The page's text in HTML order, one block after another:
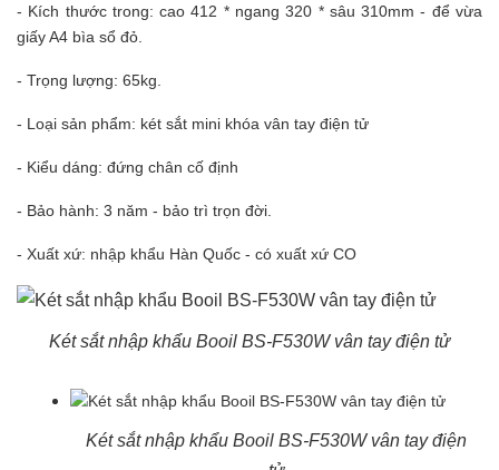
- Kích thước trong: cao 412 * ngang 320 * sâu 310mm - để vừa
giấy A4 bìa sổ đỏ.
- Trọng lượng: 65kg.
- Loại sản phẩm: két sắt mini khóa vân tay điện tử
- Kiểu dáng: đứng chân cố định
- Bảo hành: 3 năm - bảo trì trọn đời.
- Xuất xứ: nhập khẩu Hàn Quốc - có xuất xứ CO
Két sắt nhập khẩu Booil BS-F530W vân tay điện tử
Két sắt nhập khẩu Booil BS-F530W vân tay điện